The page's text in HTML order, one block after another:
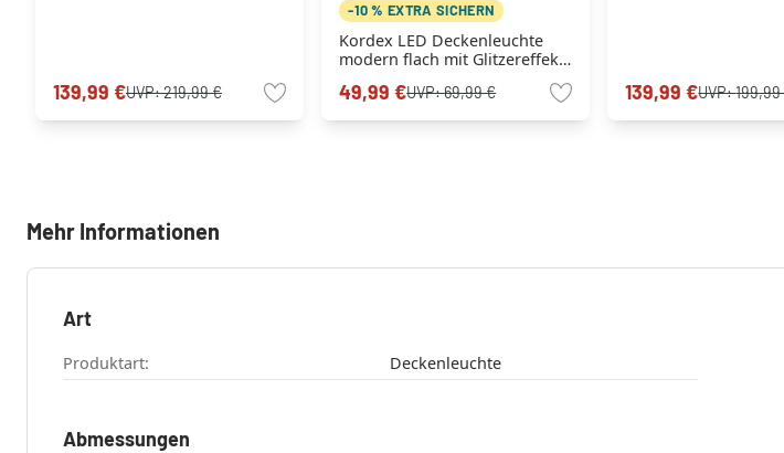
139,99 €UVP:219,99 €
-10 % EXTRA SICHERN
Kordex LED Deckenleuchte
modern flach mit Glitzereffekt,
49,99 €UVP:69,99 € 139,99 €UVP:
Mehr Informationen
Art
Produktart: Deckenleuchte
Abmessungen